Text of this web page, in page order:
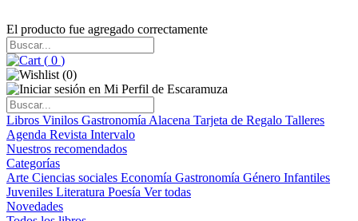
El producto fue agregado correctamente
( 0 )
(0)
Libros Vinilos Gastronomía Alacena Tarjeta de Regalo Talleres
Agenda Revista Intervalo
Nuestros recomendados
Categorías
Arte Ciencias sociales Economía Gastronomía Género Infantiles
Juveniles Literatura Poesía Ver todas
Novedades